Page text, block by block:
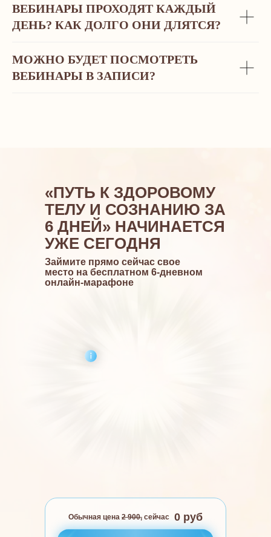
ВЕБИНАРЫ ПРОХОДЯТ КАЖДЫЙ
ДЕНЬ? КАК ДОЛГО ОНИ ДЛЯТСЯ?
МОЖНО БУДЕТ ПОСМОТРЕТЬ
ВЕБИНАРЫ В ЗАПИСИ?
Обычная цена 2 900, сейчас 0 руб
Займите прямо сейчас свое
место на бесплатном 6-дневном
онлайн-марафоне
«ПУТЬ К ЗДОРОВОМУ
ТЕЛУ И СОЗНАНИЮ ЗА
6 ДНЕЙ» НАЧИНАЕТСЯ
УЖЕ СЕГОДНЯ